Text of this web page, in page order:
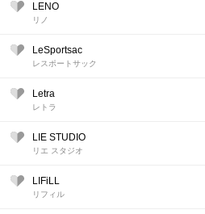
LENO
リノ
LeSportsac
レスポートサック
Letra
レトラ
LIE STUDIO
リエ スタジオ
LIFiLL
リフィル